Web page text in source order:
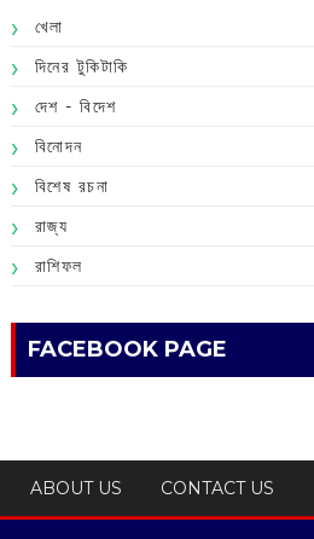
খেলা
দিনের টুকিটাকি
দেশ - বিদেশ
বিনোদন
বিশেষ রচনা
রাজ্য
রাশিফল
FACEBOOK PAGE
ABOUT US CONTACT US